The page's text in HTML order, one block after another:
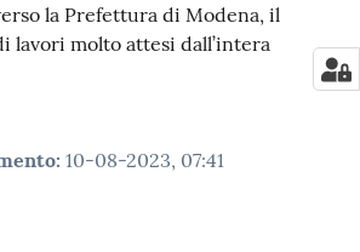
la Prefettura di Modena, il
lavori molto attesi dall’intera
: 10-08-2023, 07:41